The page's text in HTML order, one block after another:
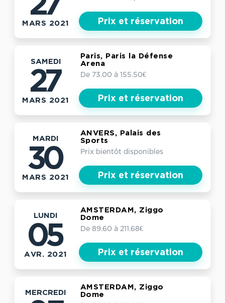
MARS 2021 Prix et réservation
SAMEDI
27
MARS 2021
Paris, Paris la Défense
Arena
De 73.00 à 155.50€
Prix et réservation
MARDI
30
MARS 2021
ANVERS, Palais des
Sports
Prix bientôt disponibles
Prix et réservation
LUNDI
05
AVR. 2021
AMSTERDAM, Ziggo
Dome
De 89.60 à 211.68€
Prix et réservation
MERCREDI
AMSTERDAM, Ziggo
Dome